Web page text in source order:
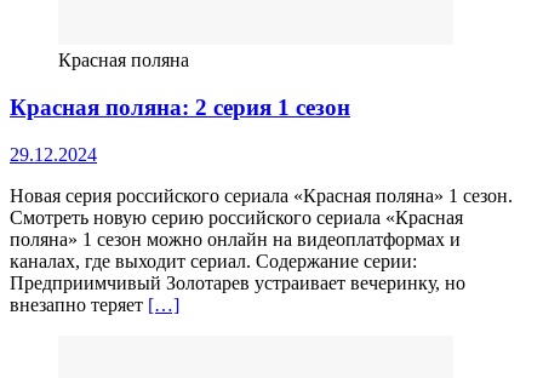
Красная поляна
Красная поляна: 2 серия 1 сезон
29.12.2024
Новая серия российского сериала «Красная поляна» 1 сезон.
Смотреть новую серию российского сериала «Красная
поляна» 1 сезон можно онлайн на видеоплатформах и
каналах, где выходит сериал. Содержание серии:
Предприимчивый Золотарев устраивает вечеринку, но
внезапно теряет […]